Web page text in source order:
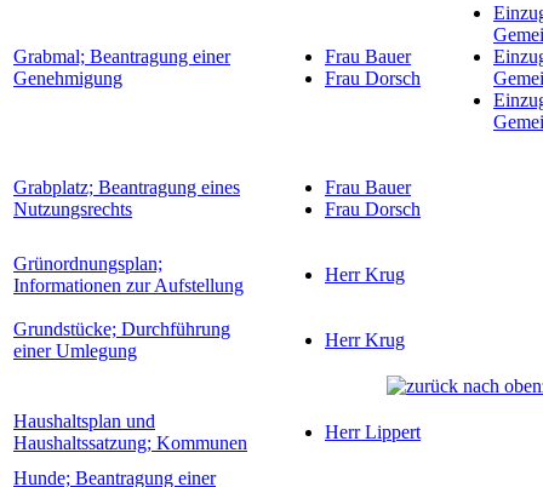
Grabmal; Beantragung einer
Genehmigung
Frau Bauer
Frau Dorsch
Grabplatz; Beantragung eines
Nutzungsrechts
Frau Bauer
Frau Dorsch
Grünordnungsplan;
Informationen zur Aufstellung
Herr Krug
Grundstücke; Durchführung
einer Umlegung
Herr Krug
Haushaltsplan und
Haushaltssatzung; Kommunen
Herr Lippert
Hunde; Beantragung einer